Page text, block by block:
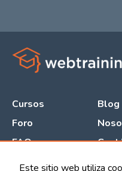
Este sitio web utiliza
Cursos
Foro
FAQ
Blog